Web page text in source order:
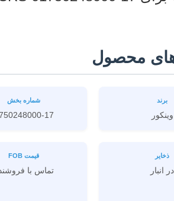
محصول
برند
وینکور
شماره بخش
17
ذخایر
در انبار
قیمت FOB
تماس با